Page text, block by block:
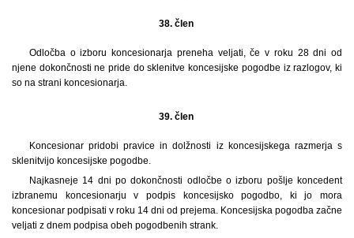
38. člen
Odločba o izboru koncesionarja preneha veljati, če v roku 28 dni od
njene dokončnosti ne pride do sklenitve koncesijske pogodbe iz razlogov, ki
so na strani koncesionarja.
39. člen
Koncesionar pridobi pravice in dolžnosti iz koncesijskega razmerja s
sklenitvijo koncesijske pogodbe.
Najkasneje 14 dni po dokončnosti odločbe o izboru pošlje koncedent
izbranemu koncesionarju v podpis koncesijsko pogodbo, ki jo mora
koncesionar podpisati v roku 14 dni od prejema. Koncesijska pogodba začne
veljati z dnem podpisa obeh pogodbenih strank.